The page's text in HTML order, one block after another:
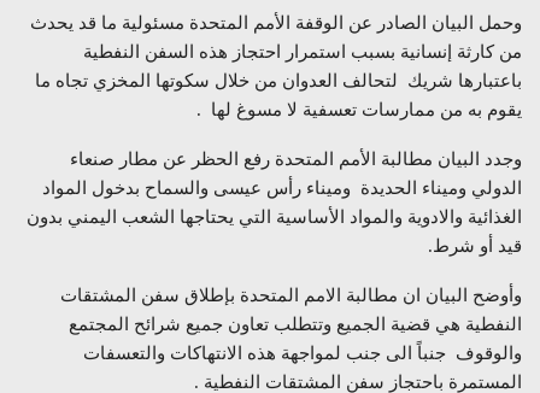
وحمل البيان الصادر عن الوقفة الأمم المتحدة مسئولية ما قد يحدث
من كارثة إنسانية بسبب استمرار احتجاز هذه السفن النفطية
باعتبارها شريك لتحالف العدوان من خلال سكوتها المخزي تجاه ما
يقوم به من ممارسات تعسفية لا مسوغ لها .
وجدد البيان مطالبة الأمم المتحدة رفع الحظر عن مطار صنعاء
الدولي وميناء الحديدة وميناء رأس عيسى والسماح بدخول المواد
الغذائية والادوية والمواد الأساسية التي يحتاجها الشعب اليمني بدون
قيد أو شرط.
وأوضح البيان ان مطالبة الامم المتحدة بإطلاق سفن المشتقات
النفطية هي قضية الجميع وتتطلب تعاون جميع شرائح المجتمع
والوقوف جنباً الى جنب لمواجهة هذه الانتهاكات والتعسفات
المستمرة باحتجاز سفن المشتقات النفطية .